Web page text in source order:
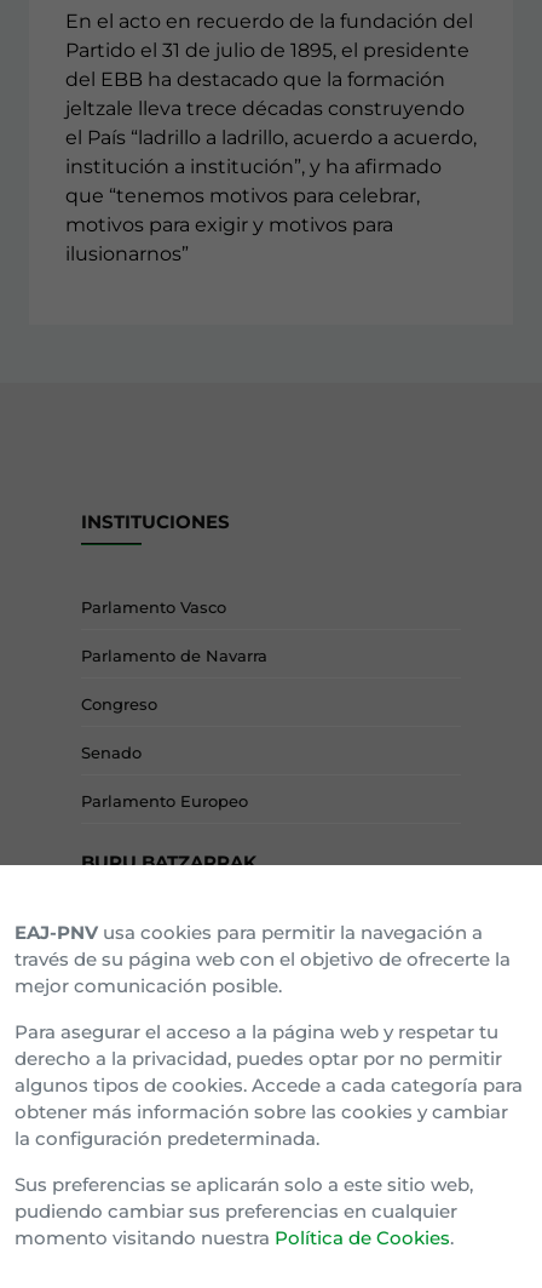
En el acto en recuerdo de la fundación del
Partido el 31 de julio de 1895, el presidente
del EBB ha destacado que la formación
jeltzale lleva trece décadas construyendo
el País “ladrillo a ladrillo, acuerdo a acuerdo,
institución a institución”, y ha afirmado
que “tenemos motivos para celebrar,
motivos para exigir y motivos para
ilusionarnos”
INSTITUCIONES
Parlamento Vasco
Parlamento de Navarra
Congreso
Senado
Parlamento Europeo
BURU BATZARRAK
Araba Buru Batzar
Bizkai Buru Batzar
Gipuzko Buru Batzar
Ipar Buru Batzar
Napar Buru Batzar
EAJ-PNV usa cookies para permitir la navegación a
través de su página web con el objetivo de ofrecerte la
mejor comunicación posible.
Para asegurar el acceso a la página web y respetar tu
derecho a la privacidad, puedes optar por no permitir
algunos tipos de cookies. Accede a cada categoría para
obtener más información sobre las cookies y cambiar
la configuración predeterminada.
Sus preferencias se aplicarán solo a este sitio web,
pudiendo cambiar sus preferencias en cualquier
momento visitando nuestra Política de Cookies.